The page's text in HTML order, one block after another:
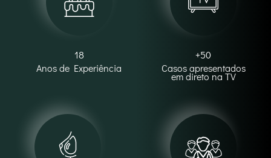
18
Anos de Experiência
+50
Casos apresentados
em direto na TV